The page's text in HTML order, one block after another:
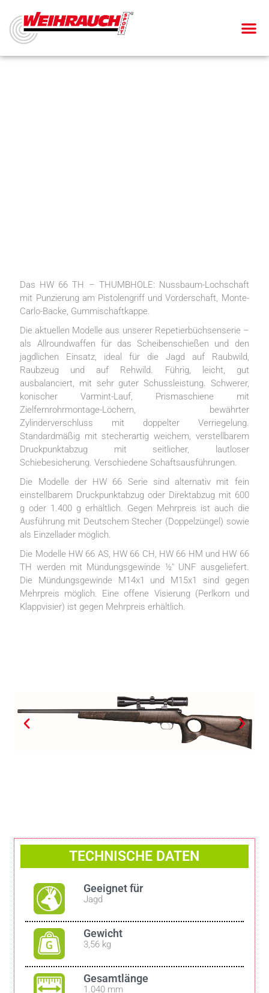
Das HW 66 TH – THUMBHOLE: Nussbaum-Lochschaft
mit Punzierung am Pistolengriff und Vorderschaft, Monte-
Carlo-Backe, Gummischaftkappe.
Die aktuellen Modelle aus unserer Repetierbüchsenserie –
als Allroundwaffen für das Scheibenschießen und den
jagdlichen Einsatz, ideal für die Jagd auf Raubwild,
Raubzeug und auf Rehwild. Führig, leicht, gut
ausbalanciert, mit sehr guter Schussleistung. Schwerer,
konischer Varmint-Lauf, Prismaschiene mit
Zielfernrohrmontage-Löchern, bewährter
Zylinderverschluss mit doppelter Verriegelung.
Standardmäßig mit stecherartig weichem, verstellbarem
Druckpunktabzug mit seitlicher, lautloser
Schiebesicherung. Verschiedene Schaftsausführungen.
Die Modelle der HW 66 Serie sind alternativ mit fein
einstellbarem Druckpunktabzug oder Direktabzug mit 600
g oder 1.400 g erhältlich. Gegen Mehrpreis ist auch die
Ausführung mit Deutschem Stecher (Doppelzüngel) sowie
als Einzellader möglich.
Die Modelle HW 66 AS, HW 66 CH, HW 66 HM und HW 66
TH werden mit Mündungsgewinde ½″ UNF ausgeliefert.
Die Mündungsgewinde M14x1 und M15x1 sind gegen
Mehrpreis möglich. Eine offene Visierung (Perlkorn und
Klappvisier) ist gegen Mehrpreis erhältlich.
TECHNISCHE DATEN
Geeignet für
Jagd
Gewicht
3,56 kg
Gesamtlänge
1.040 mm